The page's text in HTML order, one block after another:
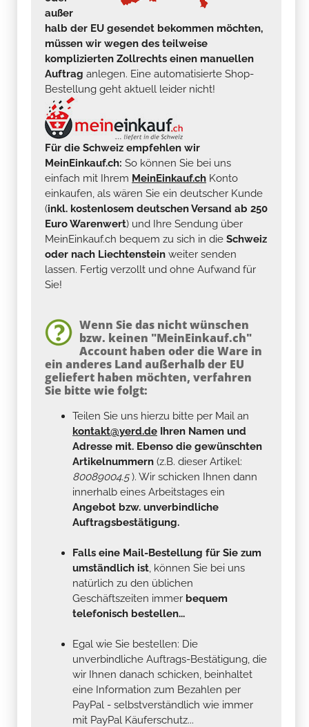
außer
halb der EU gesendet bekommen möchten,
müssen wir wegen des teilweise
komplizierten Zollrechts einen manuellen
Auftrag anlegen. Eine automatisierte Shop-
Bestellung geht aktuell leider nicht!
Für die Schweiz empfehlen wir
MeinEinkauf.ch: So können Sie bei uns
einfach mit Ihrem MeinEinkauf.ch Konto
einkaufen, als wären Sie ein deutscher Kunde
(inkl. kostenlosem deutschen Versand ab 250
Euro Warenwert) und Ihre Sendung über
MeinEinkauf.ch bequem zu sich in die Schweiz
oder nach Liechtenstein weiter senden
lassen. Fertig verzollt und ohne Aufwand für
Sie!
Wenn Sie das nicht wünschen
bzw. keinen "MeinEinkauf.ch"
Account haben oder die Ware in
ein anderes Land außerhalb der EU
geliefert haben möchten, verfahren
Sie bitte wie folgt:
Teilen Sie uns hierzu bitte per Mail an
kontakt@yerd.de Ihren Namen und
Adresse mit. Ebenso die gewünschten
Artikelnummern (z.B. dieser Artikel:
80089004.5). Wir schicken Ihnen dann
innerhalb eines Arbeitstages ein
Angebot bzw. unverbindliche
Auftragsbestätigung.
Falls eine Mail-Bestellung für Sie zum
umständlich ist, können Sie bei uns
natürlich zu den üblichen
Geschäftszeiten immer bequem
telefonisch bestellen...
Egal wie Sie bestellen: Die
unverbindliche Auftrags-Bestätigung, die
wir Ihnen danach schicken, beinhaltet
eine Information zum Bezahlen per
PayPal - selbstverständlich wie immer
mit PayPal Käuferschutz...